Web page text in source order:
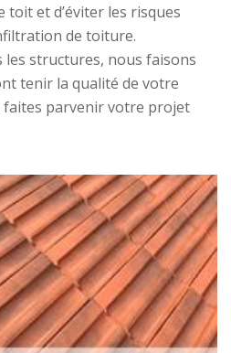
et d’éviter les risques
de toiture.
structures, nous faisons
tenir la qualité de votre
parvenir votre projet